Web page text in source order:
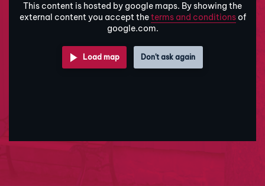
This content is hosted by google maps. By showing the
external content you accept theterms and conditionsof
google.com.
Load map Don't ask again